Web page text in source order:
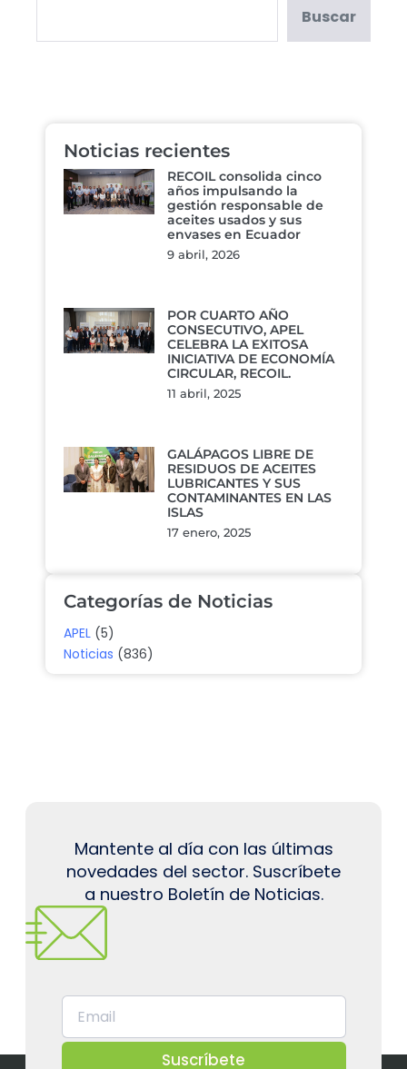
Buscar
Noticias recientes
RECOIL consolida cinco
años impulsando la
gestión responsable de
aceites usados y sus
envases en Ecuador
9 abril, 2026
POR CUARTO AÑO
CONSECUTIVO, APEL
CELEBRA LA EXITOSA
INICIATIVA DE ECONOMÍA
CIRCULAR, RECOIL.
11 abril, 2025
GALÁPAGOS LIBRE DE
RESIDUOS DE ACEITES
LUBRICANTES Y SUS
CONTAMINANTES EN LAS
ISLAS
17 enero, 2025
Categorías de Noticias
APEL (5)
Noticias (836)
Mantente al día con las últimas
novedades del sector. Suscríbete
a nuestro Boletín de Noticias.
Suscríbete